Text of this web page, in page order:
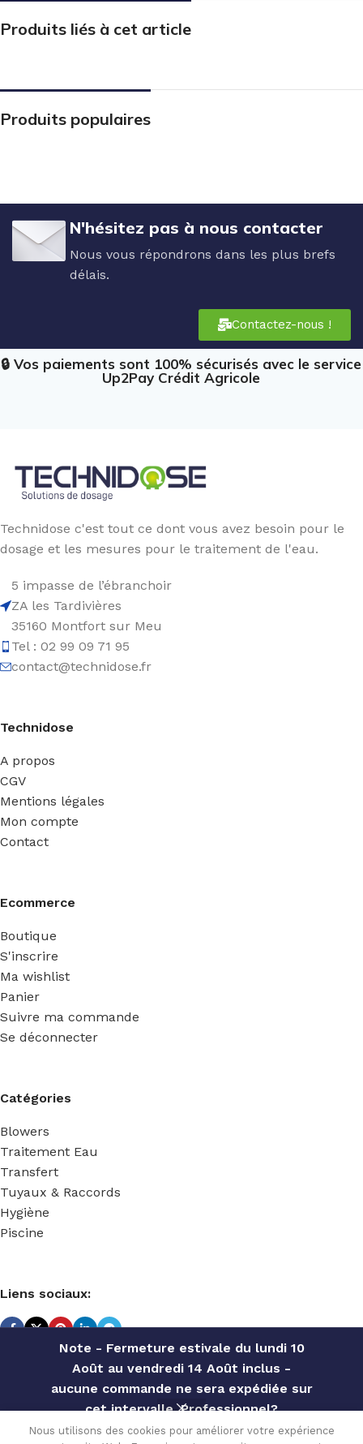
Note - Fermeture estivale du lundi 10
Août au vendredi 14 Août inclus -
aucune commande ne sera expédiée sur
cet intervalle. Professionnel?
Contactez notre service commercial
Produits liés à cet article
Produits populaires
N'hésitez pas à nous contacter
Nous vous répondrons dans les plus brefs
délais.
Contactez-nous !
🔒 Vos paiements sont 100% sécurisés avec le service
Up2Pay Crédit Agricole
Technidose c'est tout ce dont vous avez besoin pour le
dosage et les mesures pour le traitement de l'eau.
5 impasse de l’ébranchoir
ZA les Tardivières
35160 Montfort sur Meu
Tel : 02 99 09 71 95
contact@technidose.fr
Technidose
A propos
CGV
Mentions légales
Mon compte
Contact
Ecommerce
Boutique
S'inscrire
Ma wishlist
Panier
Suivre ma commande
Se déconnecter
Catégories
Blowers
Traitement Eau
Transfert
Tuyaux & Raccords
Hygiène
Piscine
Liens sociaux:
TECHNIDOSE 2022 Réalisé parACS INFORMATIQUE
Nous utilisons des cookies pour améliorer votre expérience
PISTON
PS1